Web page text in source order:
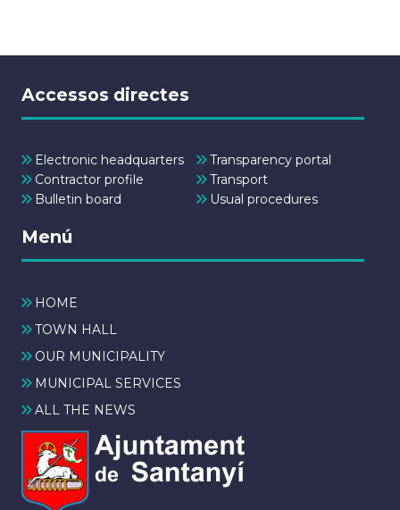
Accessos directes
Electronic headquarters
Transparency portal
Contractor profile
Transport
Bulletin board
Usual procedures
Menú
HOME
TOWN HALL
OUR MUNICIPALITY
MUNICIPAL SERVICES
ALL THE NEWS